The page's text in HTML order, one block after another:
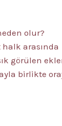
olur?
arasında
görülen
birlikte